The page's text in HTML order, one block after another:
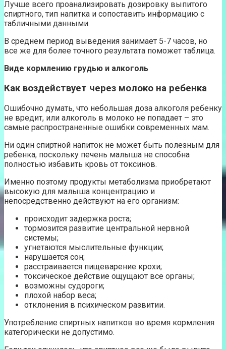
Лучше всего проанализировать дозировку выпитого
спиртного, тип напитка и сопоставить информацию с
табличными данными.
В среднем период выведения занимает 5-7 часов, но
все же для более точного результата поможет таблица.
Виде кормлению грудью и алкоголь
Как воздействует через молоко на ребенка
Ошибочно думать, что небольшая доза алкоголя ребенку
не вредит, или алкоголь в молоко не попадает – это
самые распространенные ошибки современных мам.
Ни один спиртной напиток не может быть полезным для
ребенка, поскольку печень малыша не способна
полностью избавить кровь от токсинов.
Именно поэтому продукты метаболизма приобретают
высокую для малыша концентрацию и
непосредственно действуют на его организм:
происходит задержка роста;
тормозится развитие центральной нервной
системы;
угнетаются мыслительные функции;
нарушается сон;
расстраивается пищеварение крохи;
токсическое действие ощущают все органы;
возможны судороги;
плохой набор веса;
отклонения в психическом развитии.
Употребление спиртных напитков во время кормления
категорически не допустимо.